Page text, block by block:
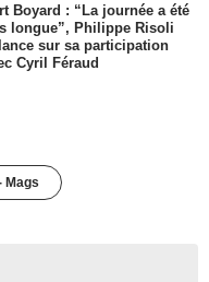
Boyard : “La journée a été
longue”, Philippe Risoli
sur sa participation
Cyril Féraud
Mags